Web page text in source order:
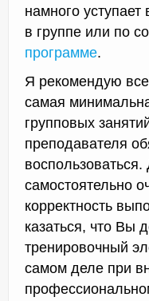
намного уступает
в группе или по
программе.
Я рекомендую
самая
групповых
преподавателя
самостоятельно
корректность
казаться, что Вы
тренировочный
самом деле при